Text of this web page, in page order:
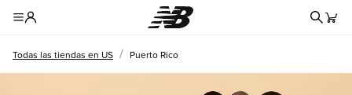
Todas las tiendas en US / Puerto Rico